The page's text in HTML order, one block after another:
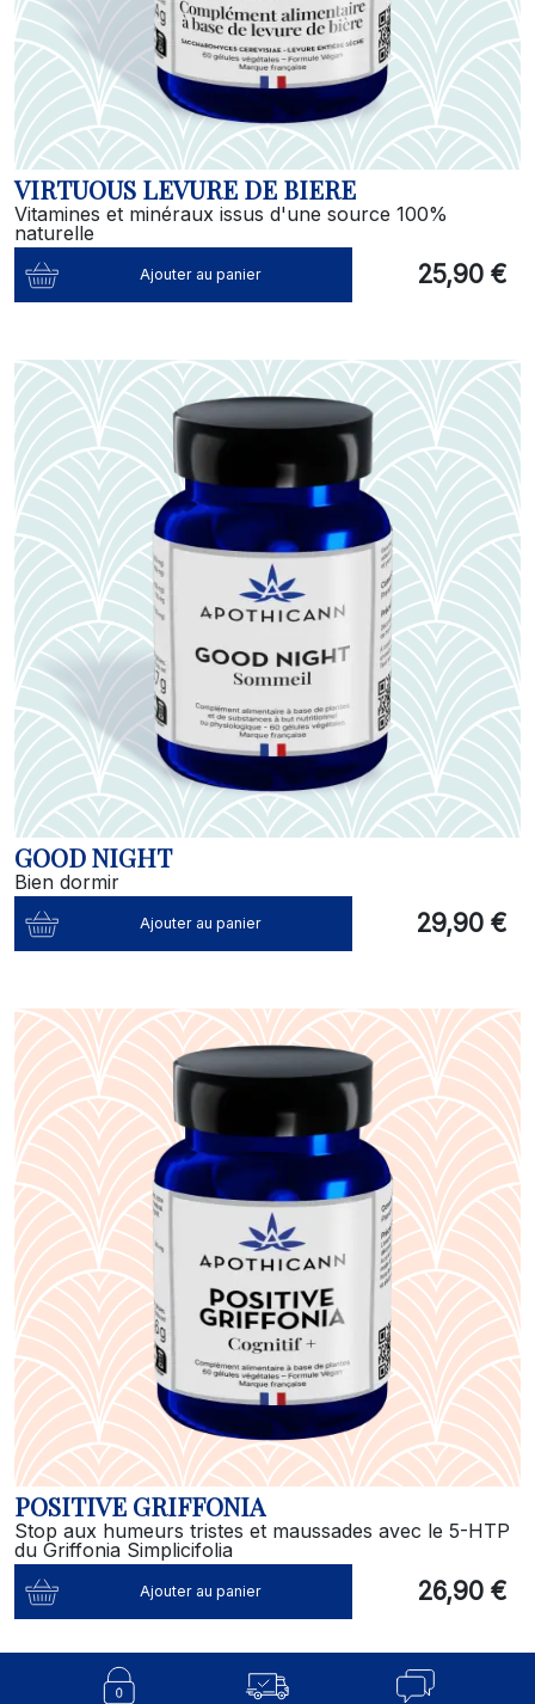
VIRTUOUS LEVURE DE BIERE
Vitamines et minéraux issus d'une source 100%
naturelle
Ajouter au panier 25,90 €
GOOD NIGHT
Bien dormir
Ajouter au panier 29,90 €
POSITIVE GRIFFONIA
Stop aux humeurs tristes et maussades avec le 5-HTP
du Griffonia Simplicifolia
Ajouter au panier 26,90 €